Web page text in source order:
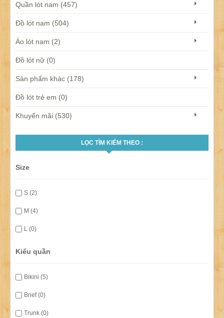
SẢN PHẨM KHÁC
Quần lót nam (457)
Đồ lót nam (504)
Áo lót nam (2)
Đồ lót nữ (0)
Sản phẩm khác (178)
Đồ lót trẻ em (0)
Khuyến mãi (530)
LỌC TÌM KIẾM THEO :
Size
S (2)
M (4)
L (0)
Kiểu quần
Bikini (5)
Brief (0)
Trunk (0)